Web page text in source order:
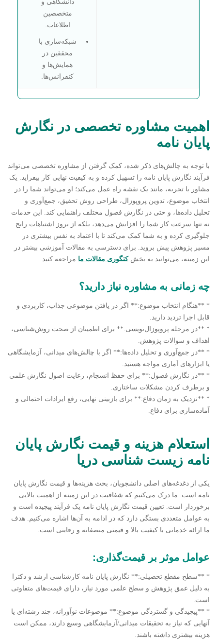
متخصصین
اطلاعات.
شبکه‌سازی با
محققین در
همایش‌ها و
کنفرانس‌ها.
اهمیت مشاوره تخصصی در نگارش
پایان نامه
با توجه به چالش‌های ذکر شده، کمک گرفتن از مشاوره تخصصی می‌تواند
فرآیند نگارش پایان نامه را تسهیل کرده و به کیفیت نهایی کار بیفزاید. یک
مشاور با تجربه، مانند یک نقشه راه عمل می‌کند؛ او می‌تواند شما را در
انتخاب موضوع، تدوین پروپوزال، طراحی روش تحقیق، جمع‌آوری و
تحلیل داده‌ها، و حتی در نگارش فصول مختلف راهنمایی کند. این خدمات
نه تنها سرعت کار شما را افزایش می‌دهد، بلکه از بروز اشتباهات رایج
جلوگیری کرده و به شما کمک می‌کند تا با اعتماد به نفس بیشتری در
مسیر پژوهش پیش بروید. برای دسترسی به مقالات آموزشی بیشتر در
این زمینه، می‌توانید به بخشکتگوری مقالات ما مراجعه کنید.
چه زمانی به مشاوره نیاز دارید؟
* **هنگام انتخاب موضوع:** اگر در یافتن موضوعی جذاب، کاربردی و
قابل اجرا تردید دارید.
* **در مرحله پروپوزال‌نویسی:** برای اطمینان از صحت روش‌شناسی،
اهداف و سوالات پژوهش.
* **در جمع‌آوری و تحلیل داده‌ها:** اگر با چالش‌های میدانی، آزمایشگاهی
یا ابزارهای آماری مواجه هستید.
* **در نگارش فصول:** برای حفظ انسجام، رعایت اصول نگارش علمی
و برطرف کردن مشکلات ساختاری.
* **نزدیک به زمان دفاع:** برای بازبینی نهایی، رفع ایرادات احتمالی و
آماده‌سازی برای دفاع.
استعلام هزینه و قیمت نگارش پایان
نامه زیست شناسی دریا
یکی از دغدغه‌های اصلی دانشجویان، بحث هزینه‌ها و قیمت نگارش پایان
نامه است. ما درک می‌کنیم که شفافیت در این زمینه از اهمیت بالایی
برخوردار است. تعیین قیمت نگارش پایان نامه یک فرآیند پیچیده است و
به عوامل متعددی بستگی دارد که در ادامه به آن‌ها اشاره می‌کنیم. هدف
ما ارائه خدماتی با کیفیت بالا و قیمتی منصفانه و رقابتی است.
عوامل موثر بر قیمت‌گذاری:
* **سطح مقطع تحصیلی:** نگارش پایان نامه کارشناسی ارشد و دکترا
به دلیل عمق پژوهش و سطح علمی مورد نیاز، دارای قیمت‌های متفاوتی
است.
* **پیچیدگی و گستردگی موضوع:** موضوعات نوآورانه، چند رشته‌ای یا
آنهایی که نیاز به تحقیقات میدانی/آزمایشگاهی وسیع دارند، ممکن است
هزینه بیشتری داشته باشند.